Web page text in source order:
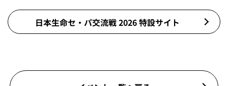
日本生命セ・パ交流戦 2026 特設サイト